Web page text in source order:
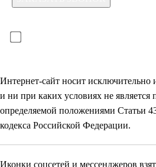
Интернет-сайт носит
и ни при каких условиях не является
определяемой положениями Статьи
кодекса Российской Федерации.
Иконки соцсетей и мессенджеров